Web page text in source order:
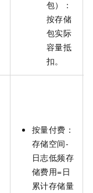
包）：
按存储
包实际
容量抵
扣。
按量付费：
存储空间-
日志低频存
储费用=日
累计存储量